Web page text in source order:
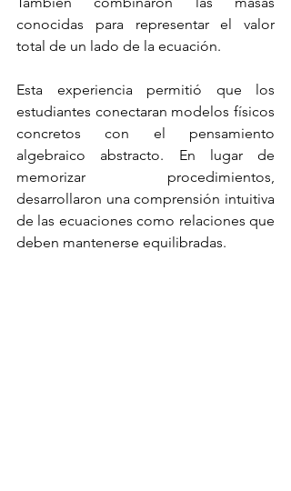
conocidas para representar el valor
total de un lado de la ecuación.
Esta experiencia permitió que los
estudiantes conectaran modelos físicos
concretos con el pensamiento
algebraico abstracto. En lugar de
memorizar procedimientos,
desarrollaron una comprensión intuitiva
de las ecuaciones como relaciones que
deben mantenerse equilibradas.